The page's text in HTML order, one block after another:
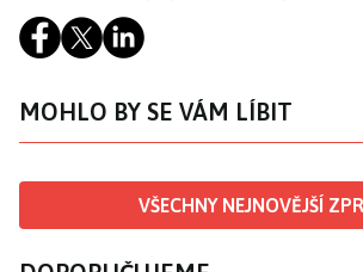
MOHLO BY SE VÁM LÍBIT
VŠECHNY NEJNOVĚJŠÍ